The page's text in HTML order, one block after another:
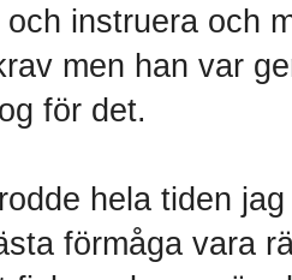
instruera och
men han var
för det.
hela tiden
förmåga vara